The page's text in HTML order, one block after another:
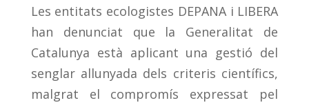
Les entitats ecologistes DEPANA i LIBERA
han denunciat que la Generalitat de
Catalunya està aplicant una gestió del
senglar allunyada dels criteris científics,
malgrat el compromís expressat pel